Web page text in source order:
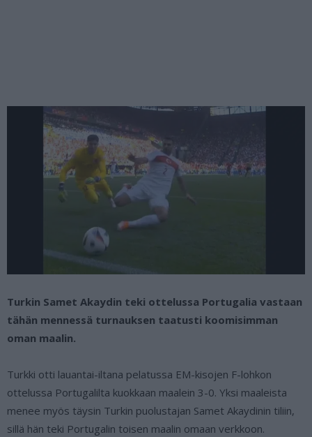
Turkin Samet Akaydin teki ottelussa Portugalia vastaan
tähän mennessä turnauksen taatusti koomisimman
oman maalin.
Turkki otti lauantai-iltana pelatussa EM-kisojen F-lohkon
ottelussa Portugalilta kuokkaan maalein 3-0. Yksi maaleista
menee myös täysin Turkin puolustajan Samet Akaydinin tiliin,
sillä hän teki Portugalin toisen maalin omaan verkkoon.